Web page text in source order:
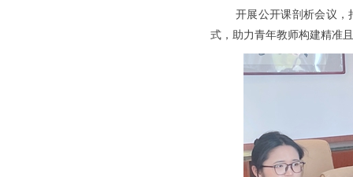
开展公开课剖析会议，
式，助力青年教师构建精准